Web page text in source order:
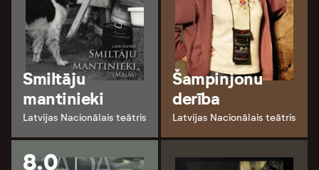
Smiltāju
mantinieki
Latvijas Nacionālais teātris
Šampinjonu
derība
Latvijas Nacionālais teātris
8.0